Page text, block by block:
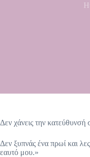
Δεν χάνεις την
Δεν ξυπνάς ένα πρωί και
εαυτό μου.»